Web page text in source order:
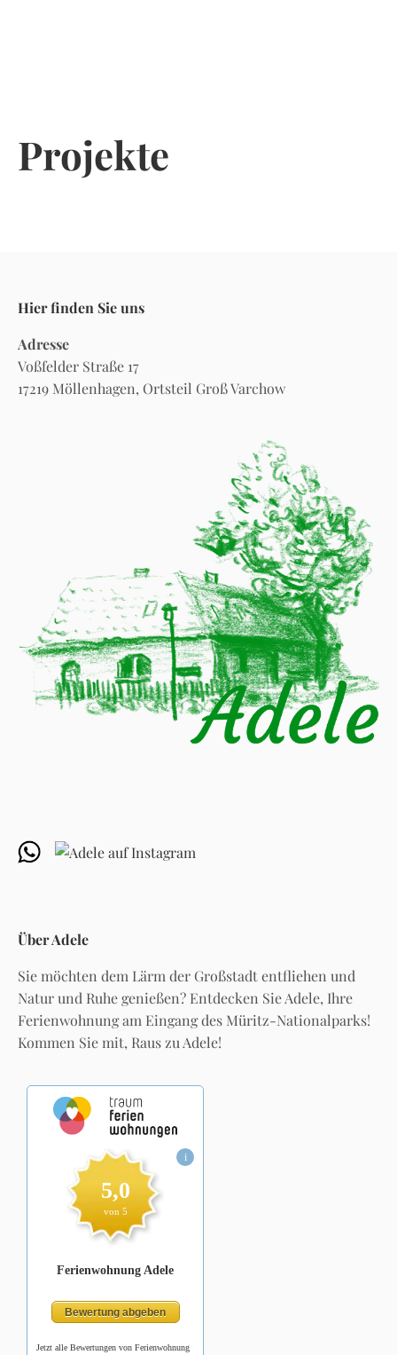
Projekte
Hier finden Sie uns
Adresse
Voßfelder Straße 17
17219 Möllenhagen, Ortsteil Groß Varchow
Über Adele
Sie möchten dem Lärm der Großstadt entfliehen und
Natur und Ruhe genießen? Entdecken Sie Adele, Ihre
Ferienwohnung am Eingang des Müritz-Nationalparks!
Kommen Sie mit, Raus zu Adele!
Jetzt alle Bewertungen von Ferienwohnung